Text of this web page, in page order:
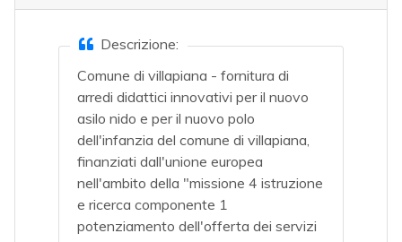
Descrizione:
Comune di villapiana - fornitura di
arredi didattici innovativi per il nuovo
asilo nido e per il nuovo polo
dell'infanzia del comune di villapiana,
finanziati dall'unione europea
nell'ambito della "missione 4 istruzione
e ricerca componente 1
potenziamento dell'offerta dei servizi